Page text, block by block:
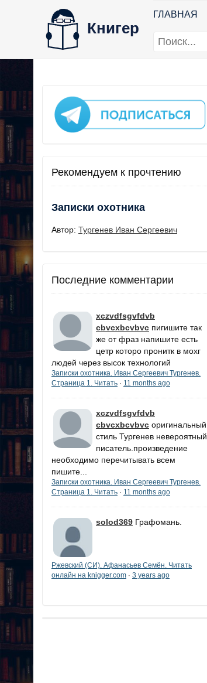
Книгер
ГЛАВНАЯ
Рекомендуем к прочтению
Записки охотника
Автор: Тургенев Иван Сергеевич
Последние комментарии
xczvdfsgvfdvb
cbvcxbcvbvc пигишите так
же от фраз напишите есть
цетр которо пронитк в мохг
людей через высок технологий
Записки охотника. Иван Сергеевич Тургенев.
Страница 1. Читать · 11 months ago
xczvdfsgvfdvb
cbvcxbcvbvc оригинальный
стиль Тургенев невероятный
писатель.произведение
необходимо перечитывать всем
пишите...
Записки охотника. Иван Сергеевич Тургенев.
Страница 1. Читать · 11 months ago
solod369 Графомань.
Ржевский (СИ). Афанасьев Семён. Читать
онлайн на knigger.com · 3 years ago